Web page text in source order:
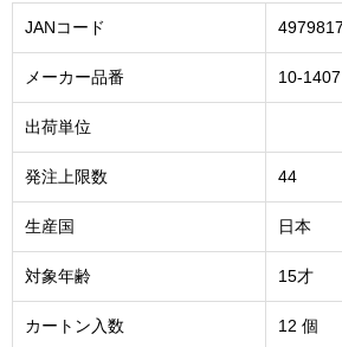
JANコード
メーカー品番 10-1407
出荷単位
発注上限数 44
生産国 日本
対象年齢 15才
カートン入数 12 個